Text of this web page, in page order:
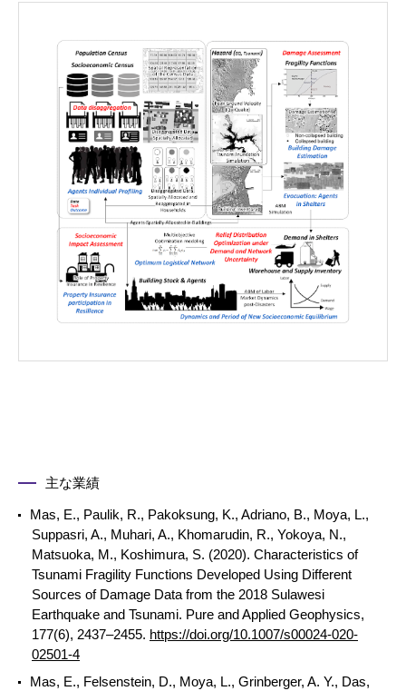
主な業績
Mas, E., Paulik, R., Pakoksung, K., Adriano, B., Moya, L.,
Suppasri, A., Muhari, A., Khomarudin, R., Yokoya, N.,
Matsuoka, M., Koshimura, S. (2020). Characteristics of
Tsunami Fragility Functions Developed Using Different
Sources of Damage Data from the 2018 Sulawesi
Earthquake and Tsunami. Pure and Applied Geophysics,
177(6), 2437–2455. https://doi.org/10.1007/s00024-020-
02501-4
Mas, E., Felsenstein, D., Moya, L., Grinberger, A. Y., Das,